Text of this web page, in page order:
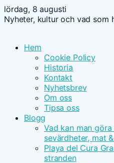
lördag, 8 augusti
Nyheter, kultur och vad som
Hem
Cookie Policy
Historia
Kontakt
Nyhetsbrev
Om oss
Tipsa oss
Blogg
Vad kan man
sevärdheter, mat
Playa del Cura
stranden